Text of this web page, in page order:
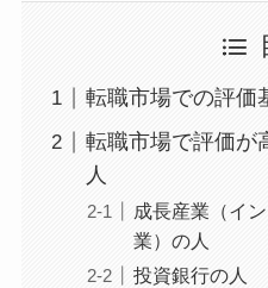
転職市場での評価
転職市場で評価が
人
成長産業（イ
業）の人
投資銀行の人